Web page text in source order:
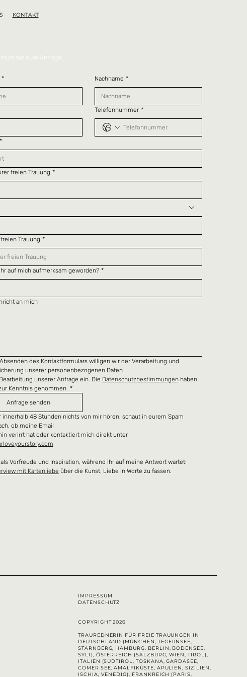
KONTAKT
mich auf eure Anfrage.
* Nachname *
Telefonnummer *
*
freien Trauung *
Trauung *
auf mich aufmerksam geworden? *
an mich
des Kontaktformulars willigen wir der Verarbeitung und
unserer personenbezogenen Daten
unserer Anfrage ein. Die Datenschutzbestimmungen haben
Kenntnis genommen. *
Anfrage senden
innerhalb 48 Stunden nichts von mir hören, schaut in eurem Spam
ob meine Email
Vorfreude und Inspiration, während ihr auf meine Antwort wartet:
mit Kartenliebe über die Kunst, Liebe in Worte zu fassen.
IMPRESSUM
DATENSCHUTZ
COPYRIGHT 2026
TRAUREDNERIN FÜR FREIE TRAUUNGEN IN
DEUTSCHLAND (MÜNCHEN, TEGERNSEE,
STARNBERG, HAMBURG, BERLIN, BODENSEE,
SYLT), ÖSTERREICH (SALZBURG, WIEN, TIROL),
ITALIEN (SÜDTIROL, TOSKANA, GARDASEE,
COMER SEE, AMALFIKÜSTE, APULIEN, SIZILIEN,
ISCHIA, VENEDIG), FRANKREICH (PARIS,